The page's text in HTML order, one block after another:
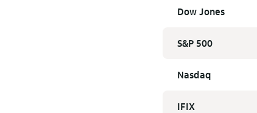
Dow Jones
S&P 500
Nasdaq
IFIX